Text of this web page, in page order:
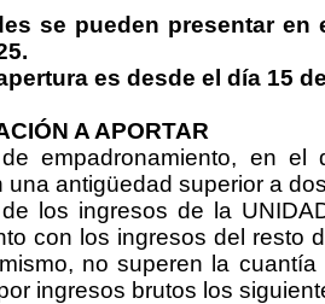
se pueden presentar en
es desde el día 15
A APORTAR
empadronamiento, en
una antigüedad superior a
los ingresos de la
con los ingresos del resto
no superen la
ingresos brutos los